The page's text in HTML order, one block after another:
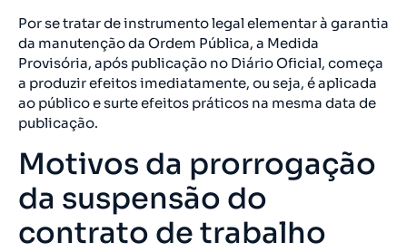
Por se tratar de instrumento legal elementar à garantia
da manutenção da Ordem Pública, a Medida
Provisória, após publicação no Diário Oficial, começa
a produzir efeitos imediatamente, ou seja, é aplicada
ao público e surte efeitos práticos na mesma data de
publicação.
Motivos da prorrogação
da suspensão do
contrato de trabalho